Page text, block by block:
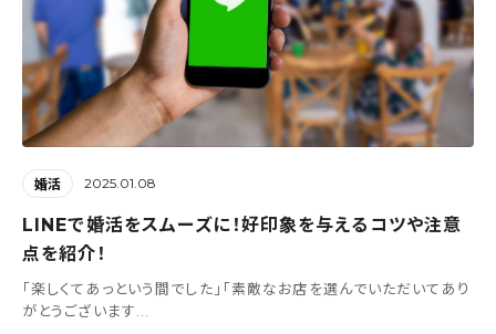
婚活 2025.01.08
LINEで婚活をスムーズに！好印象を与えるコツや注意
点を紹介！
「楽しくてあっという間でした」「素敵なお店を選んでいただいてあり
がとうございます...